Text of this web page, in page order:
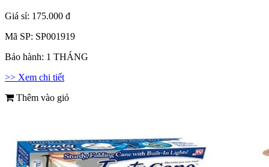
Giá sỉ: 175.000 đ
Mã SP: SP001919
Bảo hành: 1 THÁNG
>> Xem chi tiết
Thêm vào giỏ